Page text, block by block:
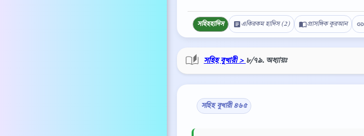
সহিহহাদিস একিরকম হাদিস (2) প্রাসঙ্গিক কুরআন
সহিহ বুখারী > ৮/৭৯. অধ্যায়ঃ
সহিহ বুখারী ৪৬৫
Copy